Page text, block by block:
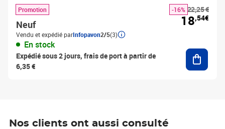
Promotion
Neuf
Vendu et expédié parInfopavon2/5(3)
En stock
Expédié sous 2 jours, frais de port à partir de
6,35 €
22,25 €
-16%
18,54€
Nos clients ont aussi consulté